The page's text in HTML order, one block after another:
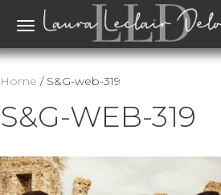
Toggle
Home / S&G-web-319
S&G-WEB-319